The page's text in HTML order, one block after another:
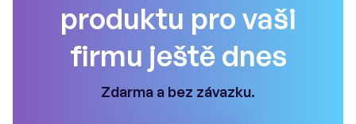
produktu pro vaši
firmu ještě dnes
Zdarma a bez závazku.